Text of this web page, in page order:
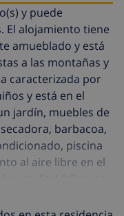
y puede
El alojamiento tiene
amueblado y está
a las montañas y
caracterizada por
y está en el
jardín, muebles de
barbacoa,
piscina
al aire libre en el
satelital (Idiomas:
cocina separada,
con refrigerador,